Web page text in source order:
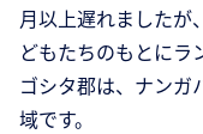
月以上遅れましたが
どもたちのもとにラ
ゴシタ郡は、ナンガ
域です。